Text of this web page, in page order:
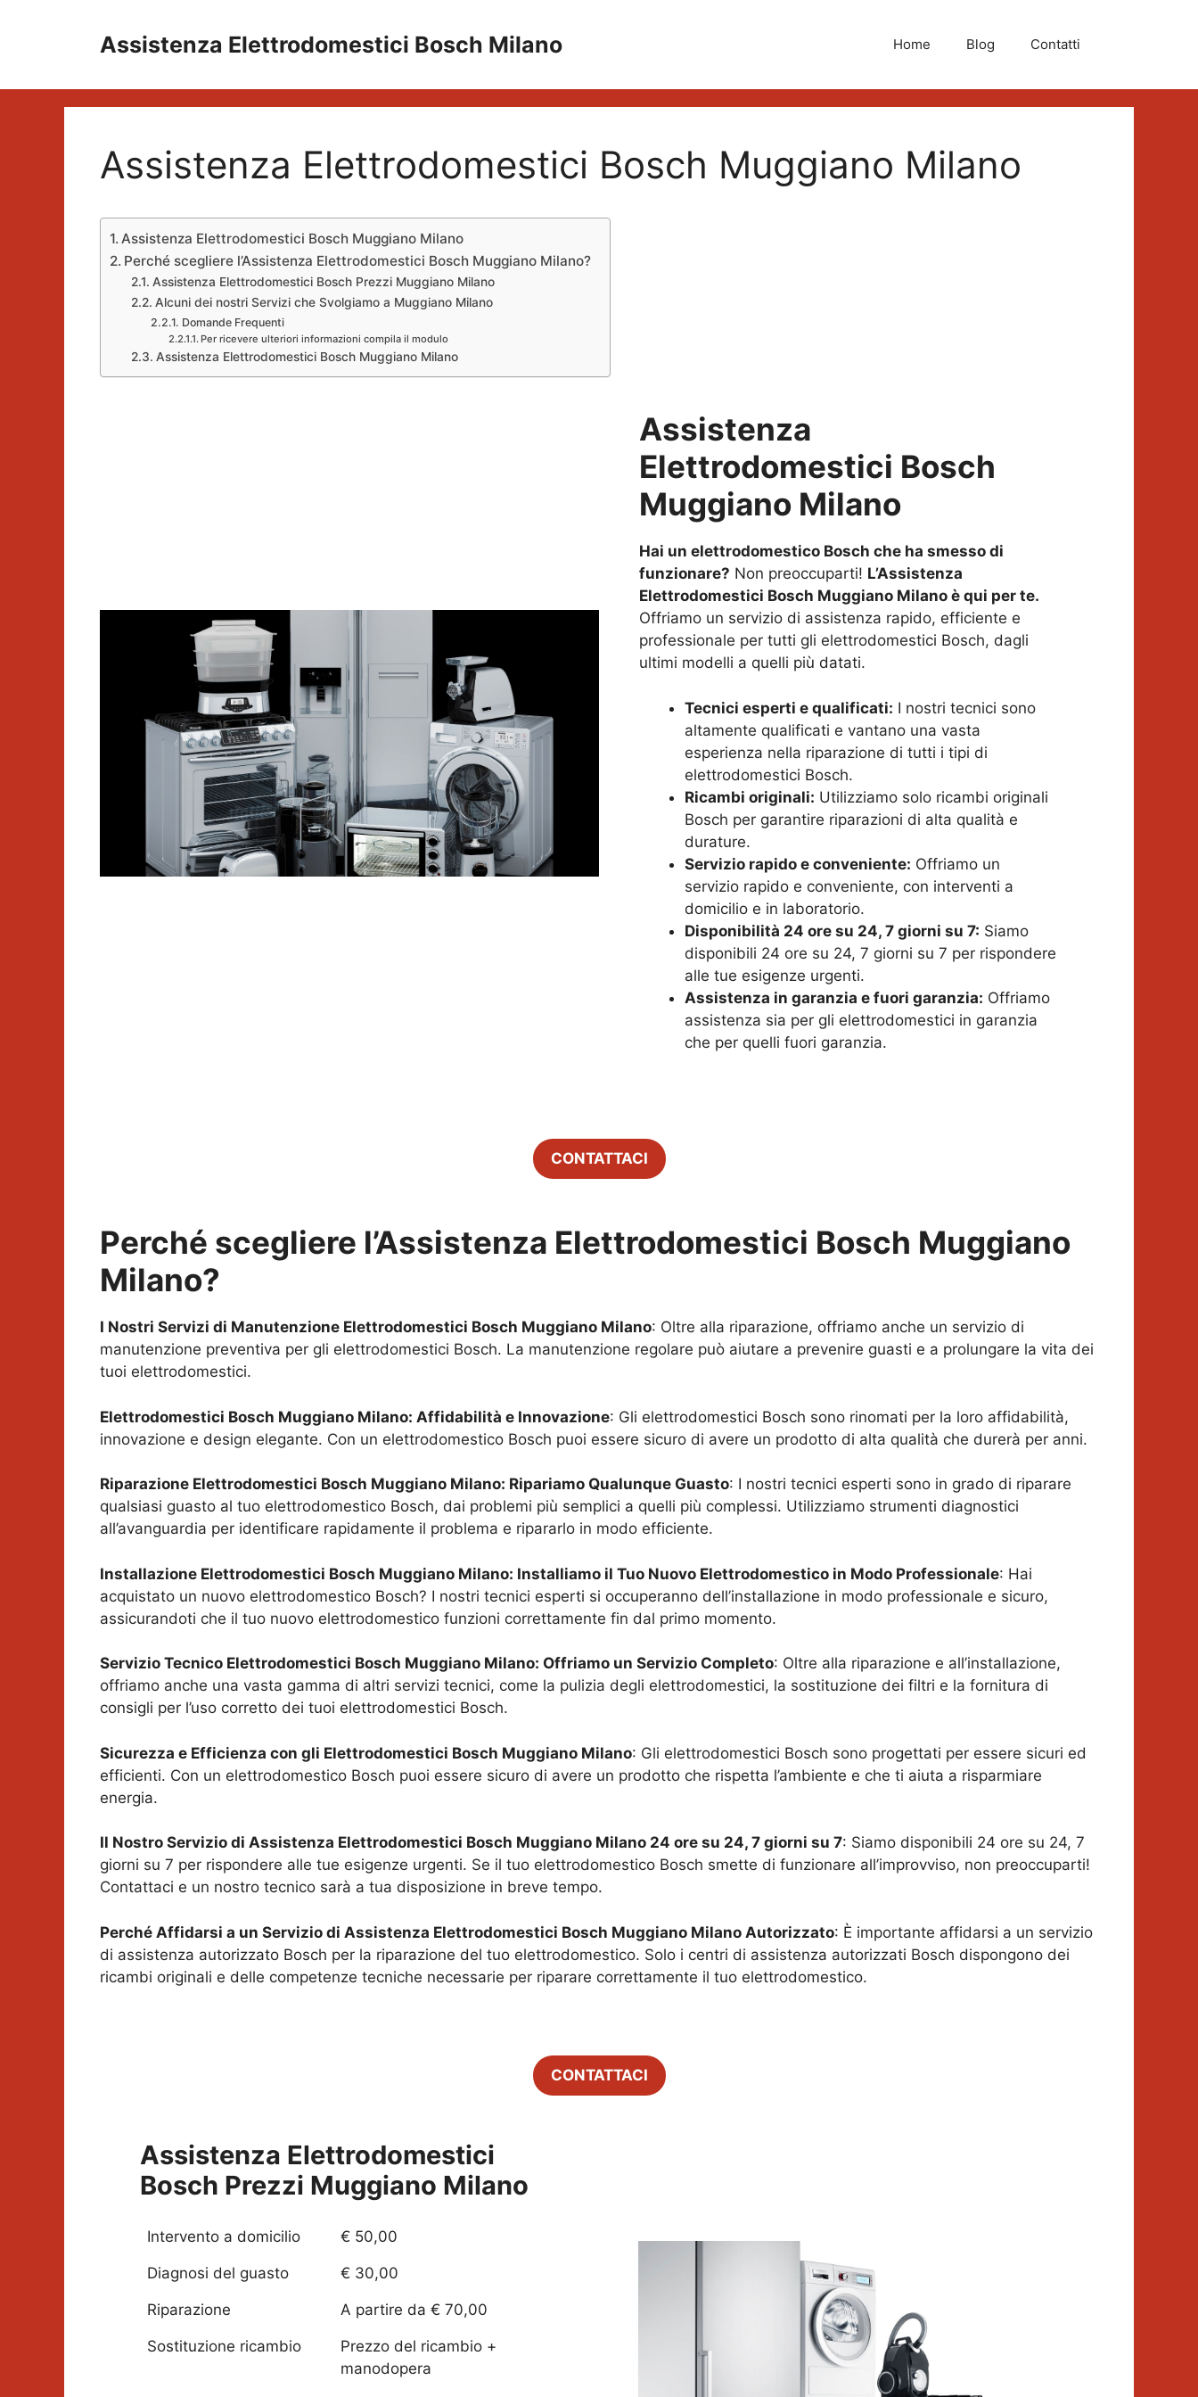
Assistenza Elettrodomestici Bosch Milano Home Blog Contatti
Assistenza Elettrodomestici Bosch Muggiano Milano
Assistenza Elettrodomestici Bosch Muggiano Milano
Perché scegliere l’Assistenza Elettrodomestici Bosch Muggiano Milano?
Assistenza Elettrodomestici Bosch Prezzi Muggiano Milano
Alcuni dei nostri Servizi che Svolgiamo a Muggiano Milano
Domande Frequenti
Per ricevere ulteriori informazioni compila il modulo
Assistenza Elettrodomestici Bosch Muggiano Milano
Assistenza
Elettrodomestici Bosch
Muggiano Milano
Hai un elettrodomestico Bosch che ha smesso di
funzionare? Non preoccuparti! L’Assistenza
Elettrodomestici Bosch Muggiano Milano è qui per te.
Offriamo un servizio di assistenza rapido, efficiente e
professionale per tutti gli elettrodomestici Bosch, dagli
ultimi modelli a quelli più datati.
Tecnici esperti e qualificati: I nostri tecnici sono
altamente qualificati e vantano una vasta
esperienza nella riparazione di tutti i tipi di
elettrodomestici Bosch.
Ricambi originali: Utilizziamo solo ricambi originali
Bosch per garantire riparazioni di alta qualità e
durature.
Servizio rapido e conveniente: Offriamo un
servizio rapido e conveniente, con interventi a
domicilio e in laboratorio.
Disponibilità 24 ore su 24, 7 giorni su 7: Siamo
disponibili 24 ore su 24, 7 giorni su 7 per rispondere
alle tue esigenze urgenti.
Assistenza in garanzia e fuori garanzia: Offriamo
assistenza sia per gli elettrodomestici in garanzia
che per quelli fuori garanzia.
CONTATTACI
Perché scegliere l’Assistenza Elettrodomestici Bosch Muggiano
Milano?
I Nostri Servizi di Manutenzione Elettrodomestici Bosch Muggiano Milano: Oltre alla riparazione, offriamo anche un servizio di
manutenzione preventiva per gli elettrodomestici Bosch. La manutenzione regolare può aiutare a prevenire guasti e a prolungare la vita dei
tuoi elettrodomestici.
Elettrodomestici Bosch Muggiano Milano: Affidabilità e Innovazione: Gli elettrodomestici Bosch sono rinomati per la loro affidabilità,
innovazione e design elegante. Con un elettrodomestico Bosch puoi essere sicuro di avere un prodotto di alta qualità che durerà per anni.
Riparazione Elettrodomestici Bosch Muggiano Milano: Ripariamo Qualunque Guasto: I nostri tecnici esperti sono in grado di riparare
qualsiasi guasto al tuo elettrodomestico Bosch, dai problemi più semplici a quelli più complessi. Utilizziamo strumenti diagnostici
all’avanguardia per identificare rapidamente il problema e ripararlo in modo efficiente.
Installazione Elettrodomestici Bosch Muggiano Milano: Installiamo il Tuo Nuovo Elettrodomestico in Modo Professionale: Hai
acquistato un nuovo elettrodomestico Bosch? I nostri tecnici esperti si occuperanno dell’installazione in modo professionale e sicuro,
assicurandoti che il tuo nuovo elettrodomestico funzioni correttamente fin dal primo momento.
Servizio Tecnico Elettrodomestici Bosch Muggiano Milano: Offriamo un Servizio Completo: Oltre alla riparazione e all’installazione,
offriamo anche una vasta gamma di altri servizi tecnici, come la pulizia degli elettrodomestici, la sostituzione dei filtri e la fornitura di
consigli per l’uso corretto dei tuoi elettrodomestici Bosch.
Sicurezza e Efficienza con gli Elettrodomestici Bosch Muggiano Milano: Gli elettrodomestici Bosch sono progettati per essere sicuri ed
efficienti. Con un elettrodomestico Bosch puoi essere sicuro di avere un prodotto che rispetta l’ambiente e che ti aiuta a risparmiare
energia.
Il Nostro Servizio di Assistenza Elettrodomestici Bosch Muggiano Milano 24 ore su 24, 7 giorni su 7: Siamo disponibili 24 ore su 24, 7
giorni su 7 per rispondere alle tue esigenze urgenti. Se il tuo elettrodomestico Bosch smette di funzionare all’improvviso, non preoccuparti!
Contattaci e un nostro tecnico sarà a tua disposizione in breve tempo.
Perché Affidarsi a un Servizio di Assistenza Elettrodomestici Bosch Muggiano Milano Autorizzato: È importante affidarsi a un servizio
di assistenza autorizzato Bosch per la riparazione del tuo elettrodomestico. Solo i centri di assistenza autorizzati Bosch dispongono dei
ricambi originali e delle competenze tecniche necessarie per riparare correttamente il tuo elettrodomestico.
CONTATTACI
Assistenza Elettrodomestici
Bosch Prezzi Muggiano Milano
Intervento a domicilio € 50,00
Diagnosi del guasto € 30,00
Riparazione A partire da € 70,00
Sostituzione ricambio
Prezzo del ricambio +
manodopera